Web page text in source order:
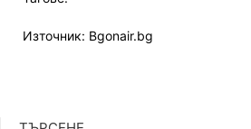
Източник: Bgonair.bg